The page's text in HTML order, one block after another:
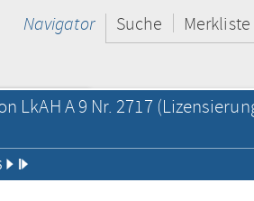
Navigator Suche Merkliste
LkAH A 9 Nr. 2717